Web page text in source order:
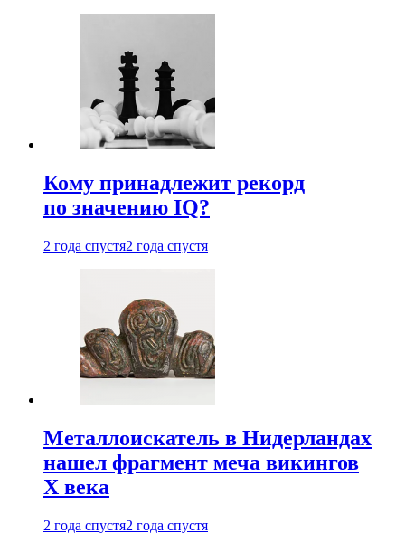
Кому принадлежит рекорд
по значению IQ?
2 года спустя2 года спустя
Металлоискатель в Нидерландах
нашел фрагмент меча викингов
X века
2 года спустя2 года спустя